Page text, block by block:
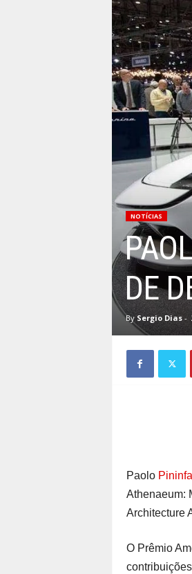
NOTÍCIAS
DE
By Sergio Dias-
Paolo
Athenaeum:
Architecture
O Prêmio